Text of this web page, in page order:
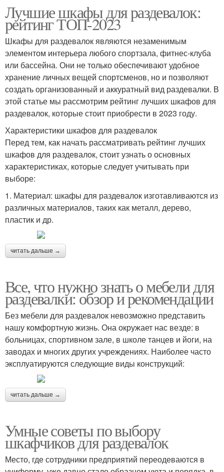
Лучшие шкафы для раздевалок:
рейтинг ТОП-2023
Шкафы для раздевалок являются незаменимым
элементом интерьера любого спортзала, фитнес-клуба
или бассейна. Они не только обеспечивают удобное
хранение личных вещей спортсменов, но и позволяют
создать организованный и аккуратный вид раздевалки. В
этой статье мы рассмотрим рейтинг лучших шкафов для
раздевалок, которые стоит приобрести в 2023 году.
Характеристики шкафов для раздевалок
Перед тем, как начать рассматривать рейтинг лучших
шкафов для раздевалок, стоит узнать о основных
характеристиках, которые следует учитывать при
выборе:
1. Материал: шкафы для раздевалок изготавливаются из
различных материалов, таких как металл, дерево,
пластик и др.
читать дальше →
Все, что нужно знать о мебели для
раздевалки: обзор и рекомендации
Без мебели для раздевалок невозможно представить
нашу комфортную жизнь. Она окружает нас везде: в
больницах, спортивном зале, в школе танцев и йоги, на
заводах и многих других учреждениях. Наиболее часто
эксплуатируются следующие виды конструкций:
читать дальше →
Умные советы по выбору
шкафчиков для раздевалок
Место, где сотрудники предприятий переодеваются в